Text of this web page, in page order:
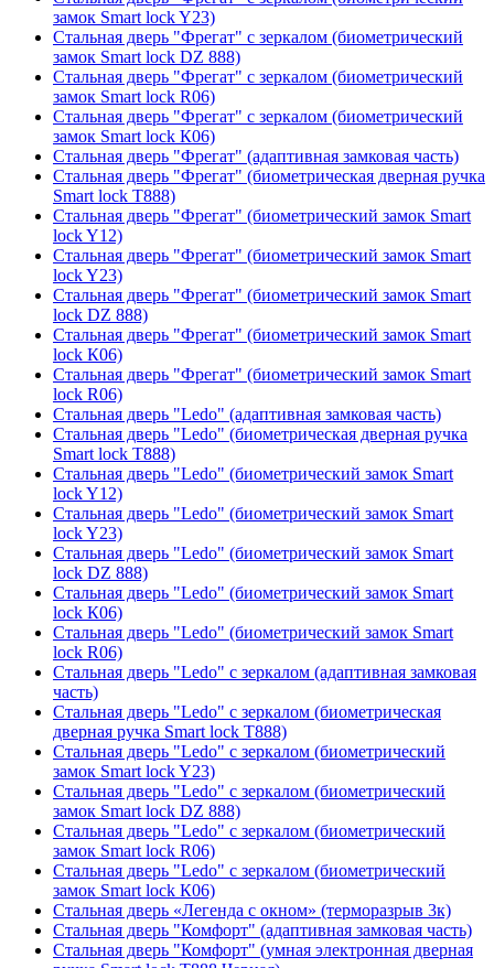
замок Smart lock Y23)
Стальная дверь "Фрегат" с зеркалом (биометрический
замок Smart lock DZ 888)
Стальная дверь "Фрегат" с зеркалом (биометрический
замок Smart lock R06)
Стальная дверь "Фрегат" с зеркалом (биометрический
замок Smart lock К06)
Стальная дверь "Фрегат" (адаптивная замковая часть)
Стальная дверь "Фрегат" (биометрическая дверная ручка
Smart lock T888)
Стальная дверь "Фрегат" (биометрический замок Smart
lock Y12)
Стальная дверь "Фрегат" (биометрический замок Smart
lock Y23)
Стальная дверь "Фрегат" (биометрический замок Smart
lock DZ 888)
Стальная дверь "Фрегат" (биометрический замок Smart
lock К06)
Стальная дверь "Фрегат" (биометрический замок Smart
lock R06)
Стальная дверь "Ledo" (адаптивная замковая часть)
Стальная дверь "Ledo" (биометрическая дверная ручка
Smart lock T888)
Стальная дверь "Ledo" (биометрический замок Smart
lock Y12)
Стальная дверь "Ledo" (биометрический замок Smart
lock Y23)
Стальная дверь "Ledo" (биометрический замок Smart
lock DZ 888)
Стальная дверь "Ledo" (биометрический замок Smart
lock К06)
Стальная дверь "Ledo" (биометрический замок Smart
lock R06)
Стальная дверь "Ledo" с зеркалом (адаптивная замковая
часть)
Стальная дверь "Ledo" с зеркалом (биометрическая
дверная ручка Smart lock T888)
Стальная дверь "Ledo" с зеркалом (биометрический
замок Smart lock Y23)
Стальная дверь "Ledo" с зеркалом (биометрический
замок Smart lock DZ 888)
Стальная дверь "Ledo" с зеркалом (биометрический
замок Smart lock R06)
Стальная дверь "Ledo" с зеркалом (биометрический
замок Smart lock К06)
Стальная дверь «Легенда с окном» (терморазрыв 3к)
Стальная дверь "Комфорт" (адаптивная замковая часть)
Стальная дверь "Комфорт" (умная электронная дверная